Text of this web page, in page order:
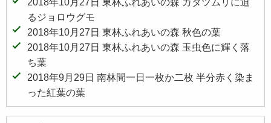
2018年10月27日 東林ふれあいの森 カタツムリに迫
るジョロウグモ
2018年10月27日 東林ふれあいの森 秋色の葉
2018年10月27日 東林ふれあいの森 玉虫色に輝く落
ち葉
2018年9月29日 南林間一日一枚か二枚 半分赤く染ま
った紅葉の葉